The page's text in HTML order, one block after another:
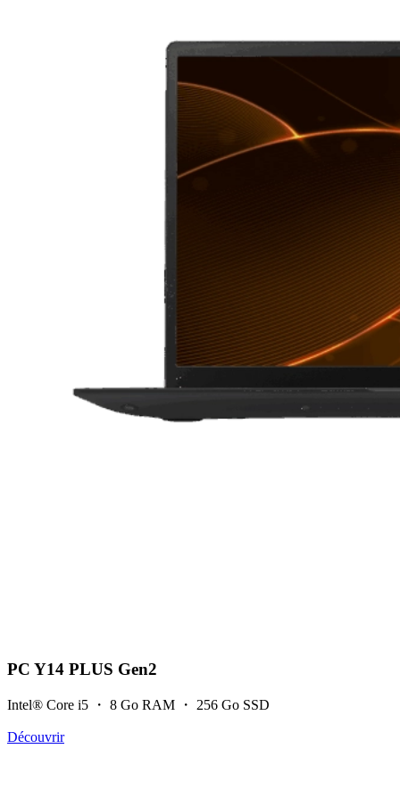
PC Y14 PLUS Gen2
Intel® Core i5 ・ 8 Go RAM ・ 256 Go SSD
Découvrir